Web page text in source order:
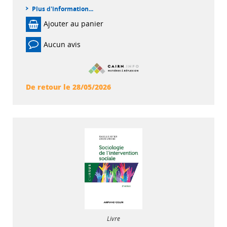
Plus d'information...
Ajouter au panier
Aucun avis
De retour le 28/05/2026
Livre